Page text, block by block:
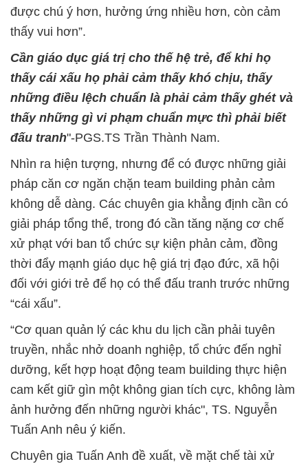
được chú ý hơn, hưởng ứng nhiều hơn, còn cảm
thấy vui hơn”.
Cần giáo dục giá trị cho thế hệ trẻ, để khi họ
thấy cái xấu họ phải cảm thấy khó chịu, thấy
những điều lệch chuẩn là phải cảm thấy ghét và
thấy những gì vi phạm chuẩn mực thì phải biết
đấu tranh"-PGS.TS Trần Thành Nam.
Nhìn ra hiện tượng, nhưng để có được những giải
pháp căn cơ ngăn chặn team building phản cảm
không dễ dàng. Các chuyên gia khẳng định cần có
giải pháp tổng thể, trong đó cần tăng nặng cơ chế
xử phạt với ban tổ chức sự kiện phản cảm, đồng
thời đẩy mạnh giáo dục hệ giá trị đạo đức, xã hội
đối với giới trẻ để họ có thể đấu tranh trước những
“cái xấu”.
“Cơ quan quản lý các khu du lịch cần phải tuyên
truyền, nhắc nhở doanh nghiệp, tổ chức đến nghỉ
dưỡng, kết hợp hoạt động team building thực hiện
cam kết giữ gìn một không gian tích cực, không làm
ảnh hưởng đến những người khác", TS. Nguyễn
Tuấn Anh nêu ý kiến.
Chuyên gia Tuấn Anh đề xuất, về mặt chế tài xử